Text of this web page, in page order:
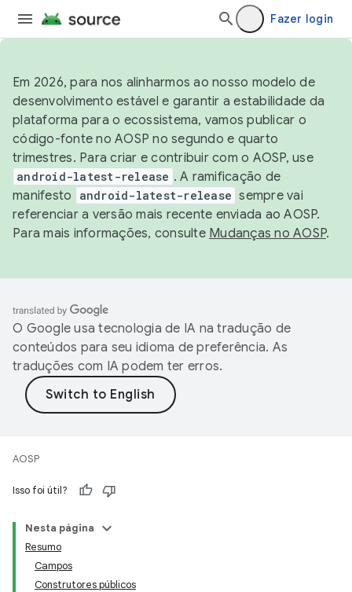
Fazer login
Em 2026, para nos alinharmos ao nosso modelo de
desenvolvimento estável e garantir a estabilidade da
plataforma para o ecossistema, vamos publicar o
código-fonte no AOSP no segundo e quarto
trimestres. Para criar e contribuir com o AOSP, use
android-latest-release . A ramificação de
manifesto
android-latest-release sempre vai
referenciar a versão mais recente enviada ao AOSP.
Para mais informações, consulte Mudanças no AOSP.
O Google usa tecnologia de IA na tradução de
conteúdos para seu idioma de preferência. As
traduções com IA podem ter erros.
AOSP
Isso foi útil?
Nesta página
Resumo
Campos
Construtores públicos